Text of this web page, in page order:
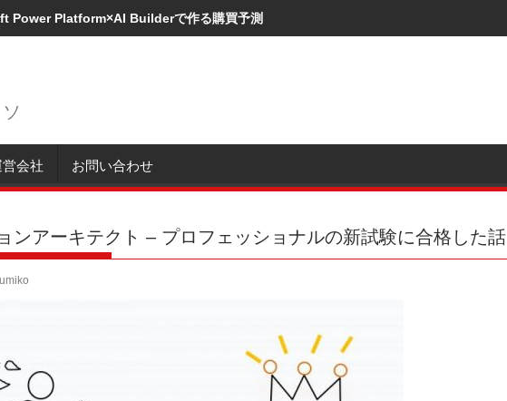
Power Platform×AI Builderで作る購買予測
会社 お問い合わせ
ンアーキテクト – プロフェッショナルの新試験に合格した話